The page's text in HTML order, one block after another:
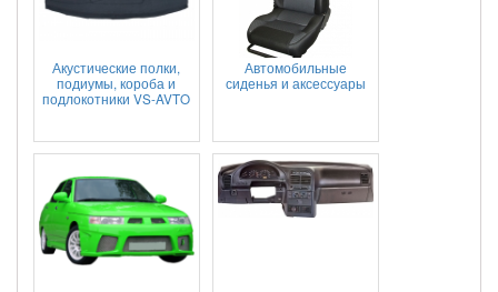
Акустические полки,
подиумы, короба и
подлокотники VS-AVTO
Автомобильные
сиденья и аксессуары